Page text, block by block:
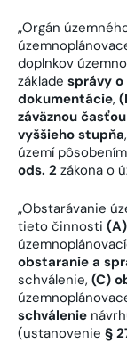
„Orgán
doplnkov
základe správy
dokumentácie,
záväznou
vyššieho stupňa,
území
ods. 2 zákona o
„Obstarávanie
tieto činnosti (A)
obstaranie a
schválenie, (C)
schválenie
(ustanovenie §